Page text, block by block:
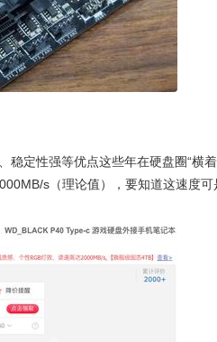
稳定性强等优点这些年在硬盘圈“横着
s（理论值），要知道这速度可